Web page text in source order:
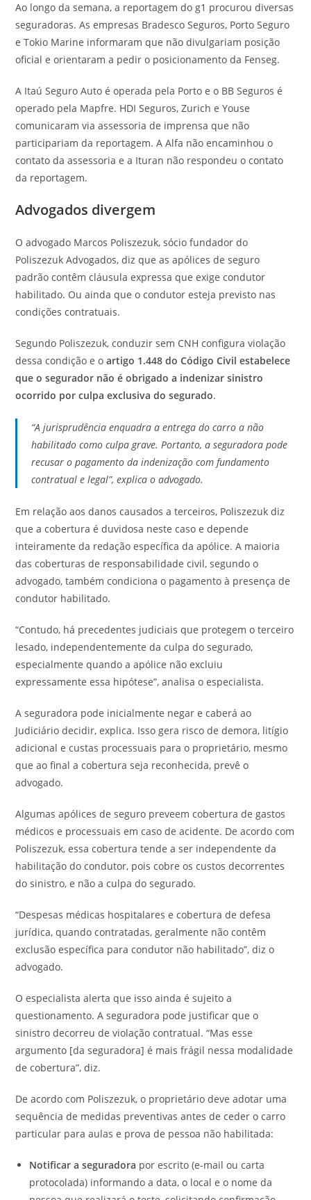
Ao longo da semana, a reportagem do g1 procurou diversas
seguradoras. As empresas Bradesco Seguros, Porto Seguro
e Tokio Marine informaram que não divulgariam posição
oficial e orientaram a pedir o posicionamento da Fenseg.
A Itaú Seguro Auto é operada pela Porto e o BB Seguros é
operado pela Mapfre. HDI Seguros, Zurich e Youse
comunicaram via assessoria de imprensa que não
participariam da reportagem. A Alfa não encaminhou o
contato da assessoria e a Ituran não respondeu o contato
da reportagem.
Advogados divergem
O advogado Marcos Poliszezuk, sócio fundador do
Poliszezuk Advogados, diz que as apólices de seguro
padrão contêm cláusula expressa que exige condutor
habilitado. Ou ainda que o condutor esteja previsto nas
condições contratuais.
Segundo Poliszezuk, conduzir sem CNH configura violação
dessa condição e oartigo 1.448 do Código Civil estabelece
que o segurador não é obrigado a indenizar sinistro
ocorrido por culpa exclusiva do segurado.
“A jurisprudência enquadra a entrega do carro a não
habilitado como culpa grave. Portanto, a seguradora pode
recusar o pagamento da indenização com fundamento
contratual e legal”, explica o advogado.
Em relação aos danos causados a terceiros, Poliszezuk diz
que a cobertura é duvidosa neste caso e depende
inteiramente da redação específica da apólice. A maioria
das coberturas de responsabilidade civil, segundo o
advogado, também condiciona o pagamento à presença de
condutor habilitado.
“Contudo, há precedentes judiciais que protegem o terceiro
lesado, independentemente da culpa do segurado,
especialmente quando a apólice não excluiu
expressamente essa hipótese”, analisa o especialista.
A seguradora pode inicialmente negar e caberá ao
Judiciário decidir, explica. Isso gera risco de demora, litígio
adicional e custas processuais para o proprietário, mesmo
que ao final a cobertura seja reconhecida, prevê o
advogado.
Algumas apólices de seguro preveem cobertura de gastos
médicos e processuais em caso de acidente. De acordo com
Poliszezuk, essa cobertura tende a ser independente da
habilitação do condutor, pois cobre os custos decorrentes
do sinistro, e não a culpa do segurado.
“Despesas médicas hospitalares e cobertura de defesa
jurídica, quando contratadas, geralmente não contêm
exclusão específica para condutor não habilitado”, diz o
advogado.
O especialista alerta que isso ainda é sujeito a
questionamento. A seguradora pode justificar que o
sinistro decorreu de violação contratual. “Mas esse
argumento [da seguradora] é mais frágil nessa modalidade
de cobertura”, diz.
De acordo com Poliszezuk, o proprietário deve adotar uma
sequência de medidas preventivas antes de ceder o carro
particular para aulas e prova de pessoa não habilitada:
Notificar a seguradora por escrito (e-mail ou carta
protocolada) informando a data, o local e o nome da